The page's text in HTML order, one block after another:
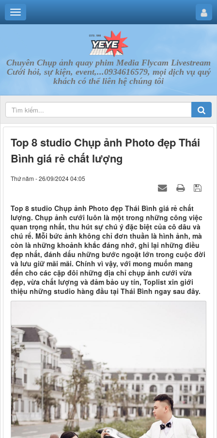
Chuyên Chụp ảnh quay phim Media Flycam Livestream
Cưới hỏi, sự kiện, event,...0934616579, mọi dịch vụ quý
khách có thể liên hệ chúng tôi
Top 8 studio Chụp ảnh Photo đẹp Thái
Bình giá rẻ chất lượng
Thứ năm - 26/09/2024 04:05
Top 8 studio Chụp ảnh Photo đẹp Thái Bình giá rẻ chất
lượng. Chụp ảnh cưới luôn là một trong những công việc
quan trọng nhất, thu hút sự chú ý đặc biệt của cô dâu và
chú rể. Mỗi bức ảnh không chỉ đơn thuần là hình ảnh, mà
còn là những khoảnh khắc đáng nhớ, ghi lại những điều
đẹp nhất, đánh dấu những bước ngoặt lớn trong cuộc đời
và lưu giữ mãi mãi. Chính vì vậy, với mong muốn mang
đến cho các cặp đôi những địa chỉ chụp ảnh cưới vừa
đẹp, vừa chất lượng và đảm bảo uy tín, Toplist xin giới
thiệu những studio hàng đầu tại Thái Bình ngay sau đây.